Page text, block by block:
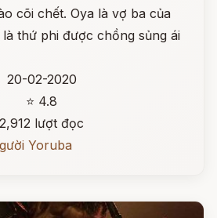
cõi chết. Oya là vợ ba của
thứ phi được chồng sủng ái
20-02-2020
⭐ 4.8
2,912 lượt đọc
Yoruba